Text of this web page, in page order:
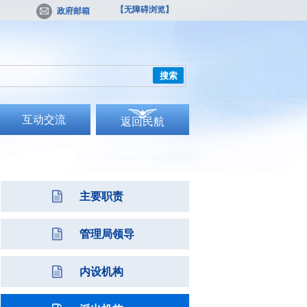
政府邮箱 【无障碍浏览】
搜索
互动交流 返回民航
主要职责
管理局领导
内设机构